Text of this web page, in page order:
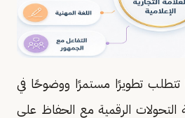
تتطلب تطويرًا مستمرًا ووضوحًا في
التحولات الرقمية مع الحفاظ على